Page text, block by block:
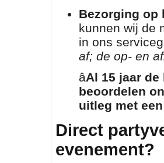
Bezorging op
kunnen wij de
in ons
af; de op- en
â­Al 15 jaar
beoordelen
uitleg met
Direct
evenement?